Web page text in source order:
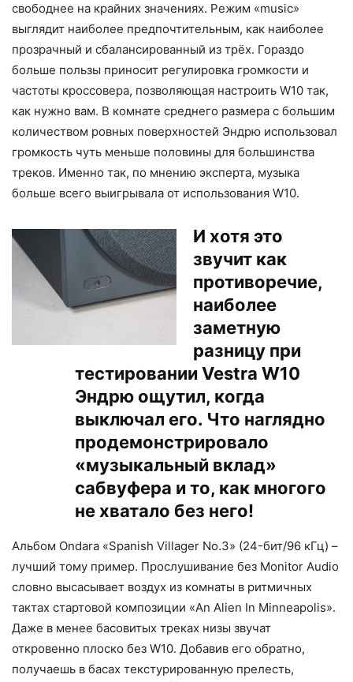
свободнее на крайних значениях. Режим «music»
выглядит наиболее предпочтительным, как наиболее
прозрачный и сбалансированный из трёх. Гораздо
больше пользы приносит регулировка громкости и
частоты кроссовера, позволяющая настроить W10 так,
как нужно вам. В комнате среднего размера с большим
количеством ровных поверхностей Эндрю использовал
громкость чуть меньше половины для большинства
треков. Именно так, по мнению эксперта, музыка
больше всего выигрывала от использования W10.
И хотя это
звучит как
противоречие,
наиболее
заметную
разницу при
тестировании Vestra W10
Эндрю ощутил, когда
выключал его. Что наглядно
продемонстрировало
«музыкальный вклад»
сабвуфера и то, как многого
не хватало без него!
Альбом Ondara «Spanish Villager No.3» (24-бит/96 кГц) –
лучший тому пример. Прослушивание без Monitor Audio
словно высасывает воздух из комнаты в ритмичных
тактах стартовой композиции «An Alien In Minneapolis».
Даже в менее басовитых треках низы звучат
откровенно плоско без W10. Добавив его обратно,
получаешь в басах текстурированную прелесть,